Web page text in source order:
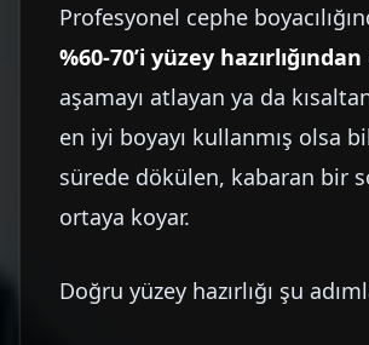
Profesyonel cephe
%60-70’i yüzey hazırlığından
aşamayı atlayan ya da
en iyi boyayı kullanmış olsa
sürede dökülen, kabaran bir
ortaya koyar.
Doğru yüzey hazırlığı şu